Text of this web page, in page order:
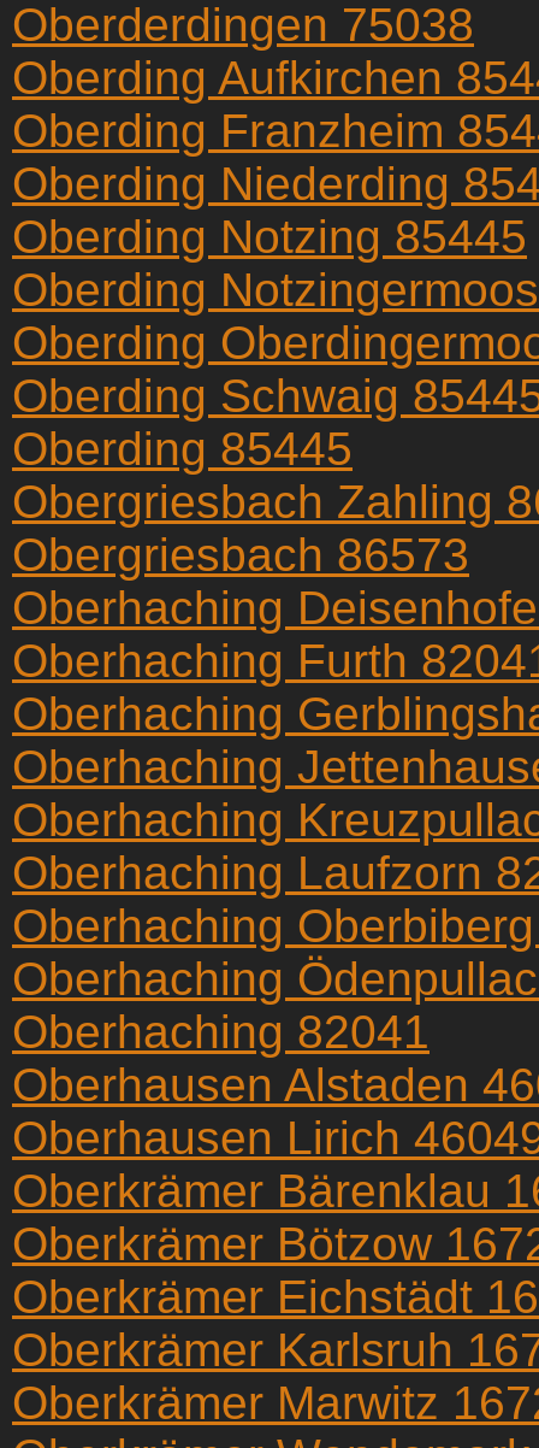
Oberderdingen 75038
Oberding Aufkirchen
Oberding Franzheim
Oberding Niederding
Oberding Notzing 85445
Oberding
Oberding
Oberding Schwaig
Oberding 85445
Obergriesbach Zahling
Obergriesbach 86573
Oberhaching
Oberhaching Furth
Oberhaching
Oberhaching
Oberhaching
Oberhaching Laufzorn
Oberhaching
Oberhaching
Oberhaching 82041
Oberhausen Alstaden
Oberhausen Lirich
Oberkrämer Bärenklau
Oberkrämer Bötzow
Oberkrämer Eichstädt
Oberkrämer Karlsruh
Oberkrämer Marwitz